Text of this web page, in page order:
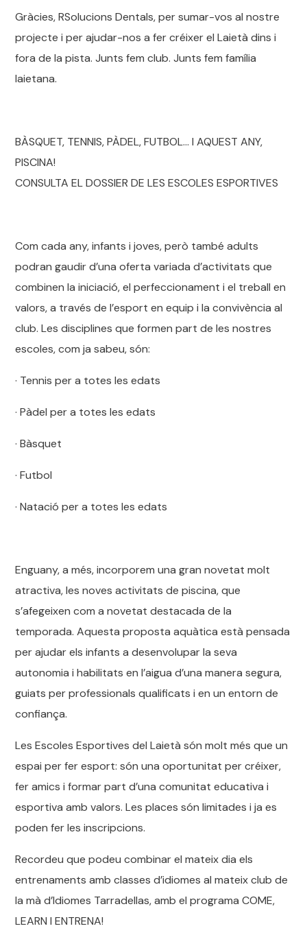
Gràcies, RSolucions Dentals, per sumar-vos al nostre
projecte i per ajudar-nos a fer créixer el Laietà dins i
fora de la pista. Junts fem club. Junts fem família
laietana.
BÀSQUET, TENNIS, PÀDEL, FUTBOL… I AQUEST ANY,
PISCINA!
CONSULTA EL DOSSIER DE LES ESCOLES ESPORTIVES
Com cada any, infants i joves, però també adults
podran gaudir d’una oferta variada d’activitats que
combinen la iniciació, el perfeccionament i el treball en
valors, a través de l’esport en equip i la convivència al
club. Les disciplines que formen part de les nostres
escoles, com ja sabeu, són:
· Tennis per a totes les edats
· Pàdel per a totes les edats
· Bàsquet
· Futbol
· Natació per a totes les edats
Enguany, a més, incorporem una gran novetat molt
atractiva, les noves activitats de piscina, que
s’afegeixen com a novetat destacada de la
temporada. Aquesta proposta aquàtica està pensada
per ajudar els infants a desenvolupar la seva
autonomia i habilitats en l’aigua d’una manera segura,
guiats per professionals qualificats i en un entorn de
confiança.
Les Escoles Esportives del Laietà són molt més que un
espai per fer esport: són una oportunitat per créixer,
fer amics i formar part d’una comunitat educativa i
esportiva amb valors. Les places són limitades i ja es
poden fer les inscripcions.
Recordeu que podeu combinar el mateix dia els
entrenaments amb classes d’idiomes al mateix club de
la mà d’Idiomes Tarradellas, amb el programa COME,
LEARN I ENTRENA!